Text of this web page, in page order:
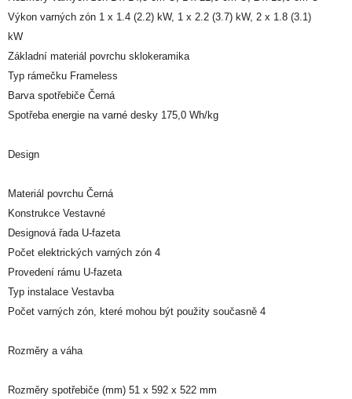
Výkon varných zón 1 x 1.4 (2.2) kW, 1 x 2.2 (3.7) kW, 2 x 1.8 (3.1)
kW
Základní materiál povrchu sklokeramika
Typ rámečku Frameless
Barva spotřebiče Černá
Spotřeba energie na varné desky 175,0 Wh/kg
Design
Materiál povrchu Černá
Konstrukce Vestavné
Designová řada U-fazeta
Počet elektrických varných zón 4
Provedení rámu U-fazeta
Typ instalace Vestavba
Počet varných zón, které mohou být použity současně 4
Rozměry a váha
Rozměry spotřebiče (mm) 51 x 592 x 522 mm